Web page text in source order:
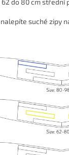
suché zipy